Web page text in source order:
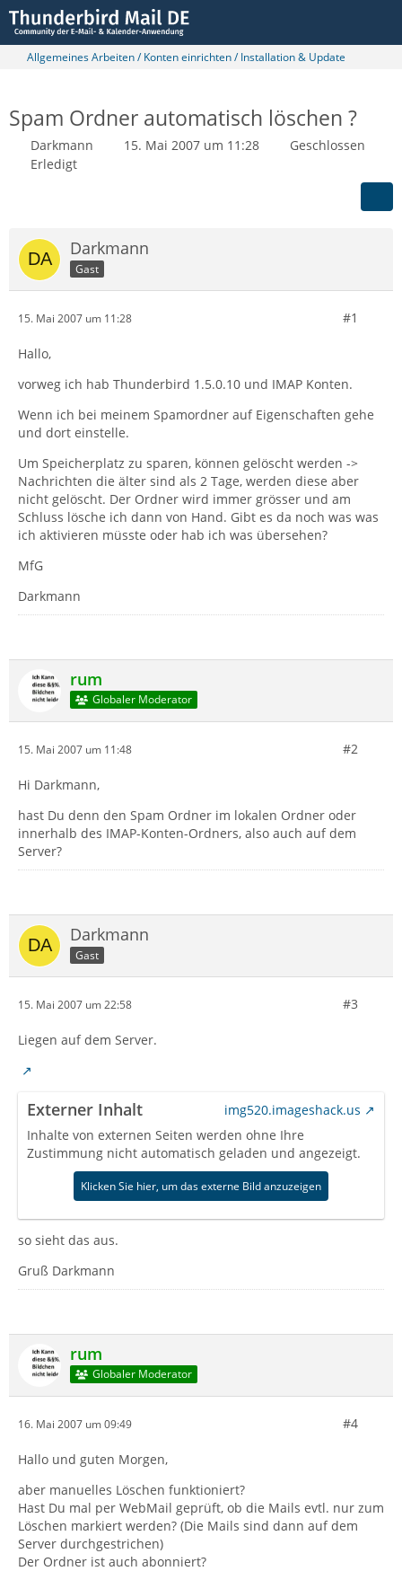
Allgemeines Arbeiten / Konten einrichten / Installation & Update
Spam Ordner automatisch löschen ?
Darkmann 15. Mai 2007 um 11:28
Geschlossen
Erledigt
Darkmann
Gast
15. Mai 2007 um 11:28 #1
Hallo,
vorweg ich hab Thunderbird 1.5.0.10 und IMAP Konten.
Wenn ich bei meinem Spamordner auf Eigenschaften gehe
und dort einstelle.
Um Speicherplatz zu sparen, können gelöscht werden ->
Nachrichten die älter sind als 2 Tage, werden diese aber
nicht gelöscht. Der Ordner wird immer grösser und am
Schluss lösche ich dann von Hand. Gibt es da noch was was
ich aktivieren müsste oder hab ich was übersehen?
MfG
Darkmann
rum
Globaler Moderator
15. Mai 2007 um 11:48 #2
Hi Darkmann,
hast Du denn den Spam Ordner im lokalen Ordner oder
innerhalb des IMAP-Konten-Ordners, also auch auf dem
Server?
Darkmann
Gast
15. Mai 2007 um 22:58 #3
Liegen auf dem Server.
Externer Inhalt
img520.imageshack.us
Inhalte von externen Seiten werden ohne Ihre
Zustimmung nicht automatisch geladen und angezeigt.
Klicken Sie hier, um das externe Bild anzuzeigen
so sieht das aus.
Gruß Darkmann
rum
Globaler Moderator
16. Mai 2007 um 09:49 #4
Hallo und guten Morgen,
aber manuelles Löschen funktioniert?
Hast Du mal per WebMail geprüft, ob die Mails evtl. nur zum
Löschen markiert werden? (Die Mails sind dann auf dem
Server durchgestrichen)
Der Ordner ist auch abonniert?